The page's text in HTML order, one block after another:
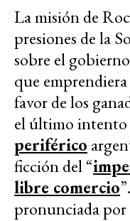
La misión de
presiones de la
sobre el
que
favor de los
el último intento
periférico
ficción del “
libre comercio
pronunciada por